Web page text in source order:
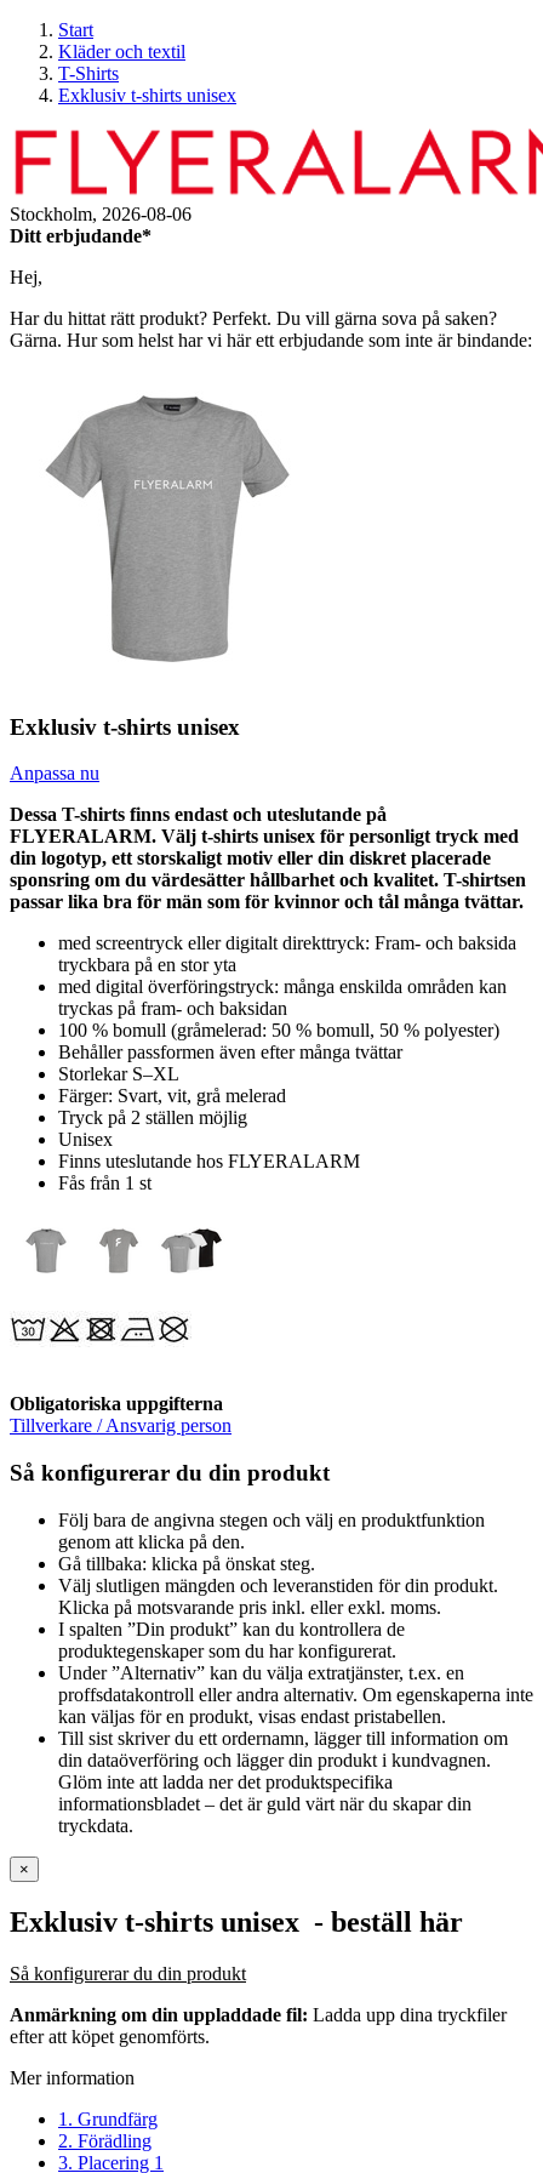
Start
Kläder och textil
T-Shirts
Exklusiv t-shirts unisex
Stockholm, 2026-08-06
Ditt erbjudande*
Hej,
Har du hittat rätt produkt? Perfekt. Du vill gärna sova på saken?
Gärna. Hur som helst har vi här ett erbjudande som inte är bindande:
Exklusiv t-shirts unisex
Anpassa nu
Dessa T-shirts finns endast och uteslutande på
FLYERALARM. Välj t-shirts unisex för personligt tryck med
din logotyp, ett storskaligt motiv eller din diskret placerade
sponsring om du värdesätter hållbarhet och kvalitet. T-shirtsen
passar lika bra för män som för kvinnor och tål många tvättar.
med screentryck eller digitalt direkttryck: Fram- och baksida
tryckbara på en stor yta
med digital överföringstryck: många enskilda områden kan
tryckas på fram- och baksidan
100 % bomull (gråmelerad: 50 % bomull, 50 % polyester)
Behåller passformen även efter många tvättar
Storlekar S–XL
Färger: Svart, vit, grå melerad
Tryck på 2 ställen möjlig
Unisex
Finns uteslutande hos FLYERALARM
Fås från 1 st
Obligatoriska uppgifterna
Tillverkare / Ansvarig person
Så konfigurerar du din produkt
Följ bara de angivna stegen och välj en produktfunktion
genom att klicka på den.
Gå tillbaka: klicka på önskat steg.
Välj slutligen mängden och leveranstiden för din produkt.
Klicka på motsvarande pris inkl. eller exkl. moms.
I spalten ”Din produkt” kan du kontrollera de
produktegenskaper som du har konfigurerat.
Under ”Alternativ” kan du välja extratjänster, t.ex. en
proffsdatakontroll eller andra alternativ. Om egenskaperna inte
kan väljas för en produkt, visas endast pristabellen.
Till sist skriver du ett ordernamn, lägger till information om
din dataöverföring och lägger din produkt i kundvagnen.
Glöm inte att ladda ner det produktspecifika
informationsbladet – det är guld värt när du skapar din
tryckdata.
×
Exklusiv t-shirts unisex - beställ här
Så konfigurerar du din produkt
Anmärkning om din uppladdade fil: Ladda upp dina tryckfiler
efter att köpet genomförts.
Mer information
1. Grundfärg
2. Förädling
3. Placering 1